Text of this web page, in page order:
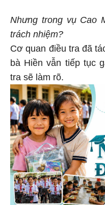
Nhưng trong vụ Cao
trách nhiệm?
Cơ quan điều tra đã
bà Hiền vẫn tiếp tục
tra sẽ làm rõ.